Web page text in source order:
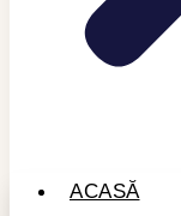
ACASĂ